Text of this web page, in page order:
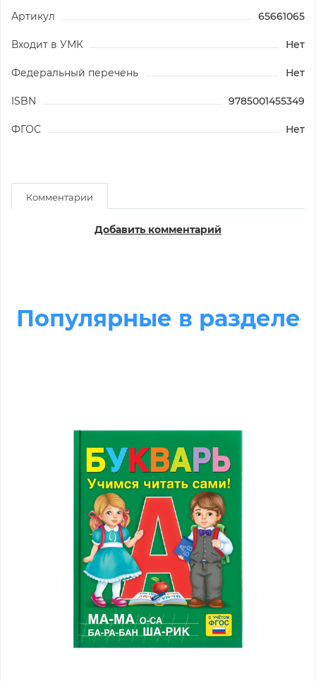
Артикул 65661065
Входит в УМК Нет
Федеральный перечень Нет
ISBN 9785001455349
ФГОС Нет
Комментарии
Добавить комментарий
Популярные в разделе